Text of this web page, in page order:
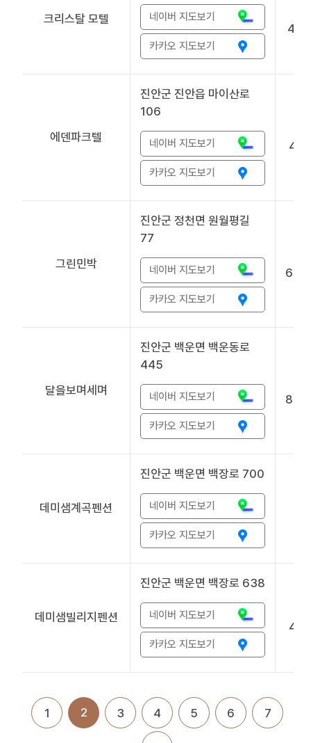
크리스탈 모텔 네이버 지도보기
카카오 지도보기
에덴파크텔
진안군 진안읍 마이산로
106
네이버 지도보기
카카오 지도보기
그린민박
진안군 정천면 원월평길
77
네이버 지도보기
카카오 지도보기
달을보며세며
진안군 백운면 백운동로
445
네이버 지도보기
카카오 지도보기
데미샘계곡펜션
진안군 백운면 백장로 700
네이버 지도보기
카카오 지도보기
데미샘빌리지펜션
진안군 백운면 백장로 638
네이버 지도보기
카카오 지도보기
1 2 3 4 5 6 7